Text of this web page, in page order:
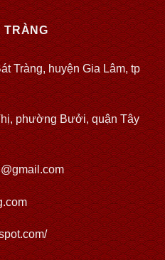
TRÀNG
Tràng, huyện Gia Lâm, tp
phường Bưởi, quận Tây